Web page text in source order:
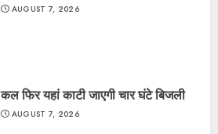
AUGUST 7, 2026
कल फिर यहां काटी जाएगी चार घंटे बिजली
AUGUST 7, 2026